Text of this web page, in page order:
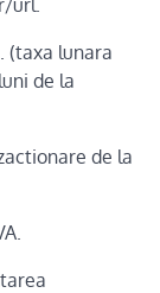
(taxa lunara
de la
de la